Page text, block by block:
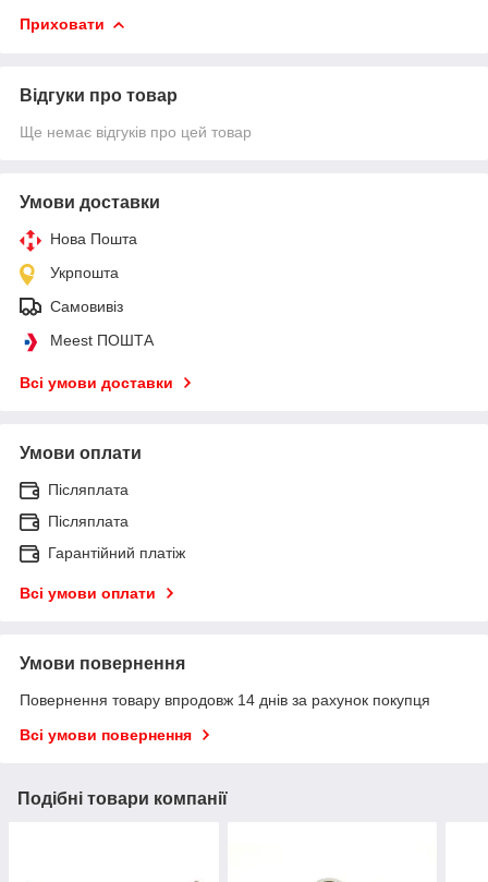
Приховати
Відгуки про товар
Ще немає відгуків про цей товар
Умови доставки
Нова Пошта
Укрпошта
Самовивіз
Meest ПОШТА
Всі умови доставки
Умови оплати
Післяплата
Післяплата
Гарантійний платіж
Всі умови оплати
Умови повернення
Повернення товару впродовж 14 днів за рахунок покупця
Всі умови повернення
Подібні товари компанії